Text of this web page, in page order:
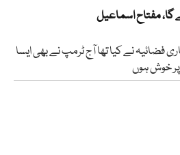
نے کیا تھا آج ٹرمپ نے بھی ایسا